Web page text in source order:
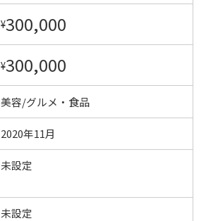
¥300,000
¥300,000
美容/グルメ・食品
2020年11月
未設定
未設定